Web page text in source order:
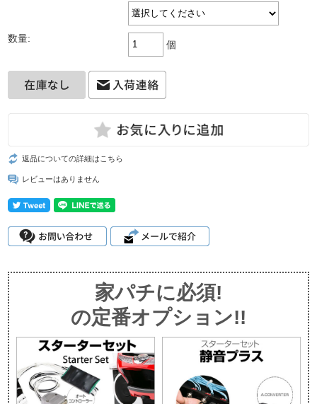
数量:
個
返品についての詳細はこちら
レビューはありません
家パチに必須!
の定番オプション!!